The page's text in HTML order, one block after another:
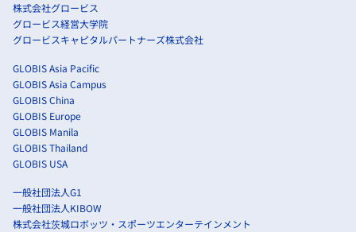
株式会社グロービス
グロービス経営大学院
グロービスキャピタルパートナーズ株式会社
GLOBIS Asia Pacific
GLOBIS Asia Campus
GLOBIS China
GLOBIS Europe
GLOBIS Manila
GLOBIS Thailand
GLOBIS USA
一般社団法人G1
一般社団法人KIBOW
株式会社茨城ロボッツ・スポーツエンターテインメント